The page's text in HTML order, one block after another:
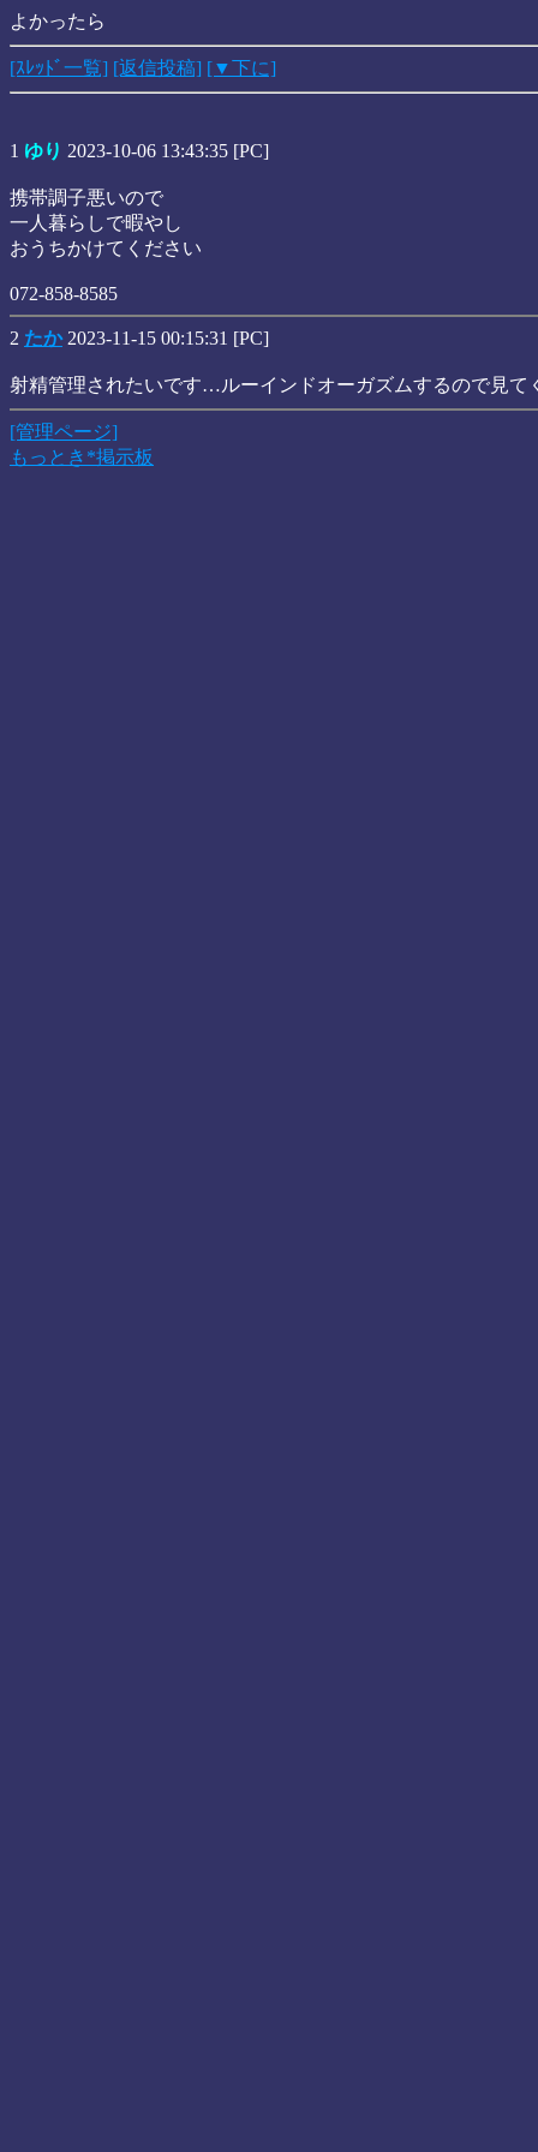
よかったら
[ｽﾚｯﾄﾞ一覧] [返信投稿] [▼下に]
1 ゆり 2023-10-06 13:43:35 [PC]
携帯調子悪いので
一人暮らしで暇やし
おうちかけてください
072-858-8585
2 たか2023-11-15 00:15:31 [PC]
射精管理されたいです…ルーインドオーガズムするので見て
[管理ページ]
もっとき*掲示板